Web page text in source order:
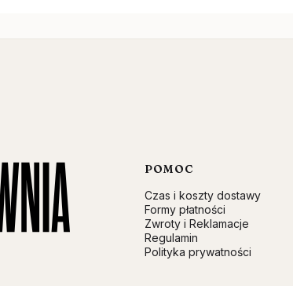
Linki w stopce
POMOC
Czas i koszty dostawy
Formy płatności
Zwroty i Reklamacje
Regulamin
Polityka prywatności